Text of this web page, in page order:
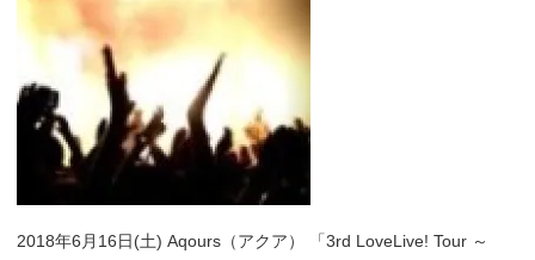
2018年6月16日(土) Aqours（アクア） 「3rd LoveLive! Tour ～